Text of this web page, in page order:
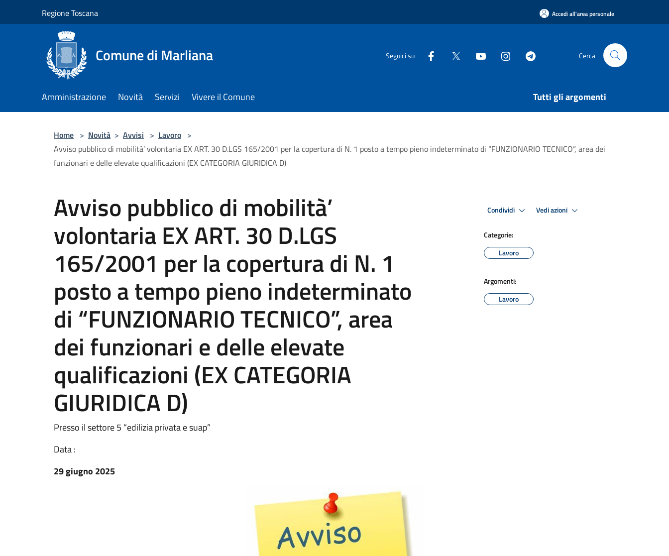
Regione Toscana Accedi all'area personale
Comune di Marliana Seguici su Cerca
Amministrazione Novità Servizi Vivere il Comune Tutti gli argomenti
Home > Novità > Avvisi > Lavoro >
Avviso pubblico di mobilità’ volontaria EX ART. 30 D.LGS 165/2001 per la copertura di N. 1 posto a tempo pieno indeterminato di “FUNZIONARIO TECNICO”, area dei
funzionari e delle elevate qualificazioni (EX CATEGORIA GIURIDICA D)
Avviso pubblico di mobilità’
volontaria EX ART. 30 D.LGS
165/2001 per la copertura di N. 1
posto a tempo pieno indeterminato
di “FUNZIONARIO TECNICO”, area
dei funzionari e delle elevate
qualificazioni (EX CATEGORIA
GIURIDICA D)
Presso il settore 5 “edilizia privata e suap”
Data :
29 giugno 2025
Condividi Vedi azioni
Categorie:
Lavoro
Argomenti:
Lavoro